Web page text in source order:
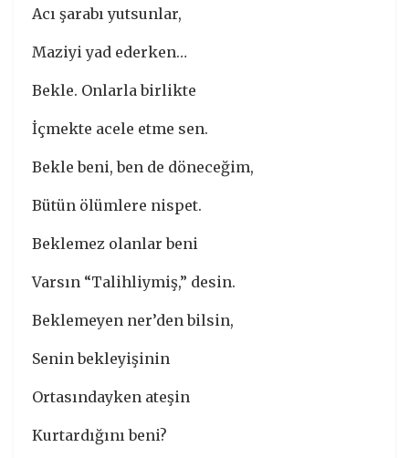
Acı şarabı yutsunlar,
Maziyi yad ederken…
Bekle. Onlarla birlikte
İçmekte acele etme sen.
Bekle beni, ben de döneceğim,
Bütün ölümlere nispet.
Beklemez olanlar beni
Varsın “Talihliymiş,” desin.
Beklemeyen ner’den bilsin,
Senin bekleyişinin
Ortasındayken ateşin
Kurtardığını beni?